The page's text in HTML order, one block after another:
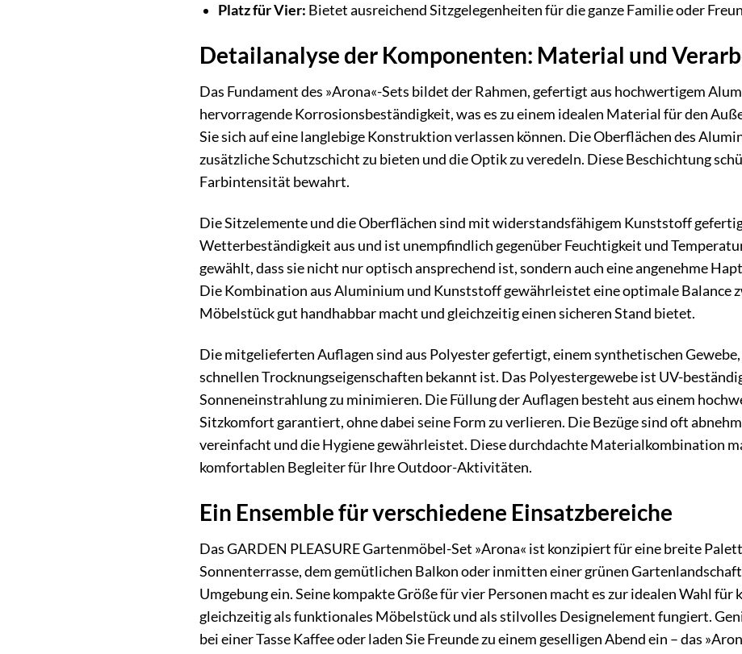
Platz für Vier: Bietet ausreichend Sitzgelegenheiten für die ganze Familie oder
Detailanalyse der Komponenten: Material und
Das Fundament des »Arona«-Sets bildet der Rahmen, gefertigt aus hochwertigem
hervorragende Korrosionsbeständigkeit, was es zu einem idealen Material für den
Sie sich auf eine langlebige Konstruktion verlassen können. Die Oberflächen des
zusätzliche Schutzschicht zu bieten und die Optik zu veredeln. Diese Beschichtung
Farbintensität bewahrt.
Die Sitzelemente und die Oberflächen sind mit widerstandsfähigem Kunststoff
Wetterbeständigkeit aus und ist unempfindlich gegenüber Feuchtigkeit und
gewählt, dass sie nicht nur optisch ansprechend ist, sondern auch eine angenehme
Die Kombination aus Aluminium und Kunststoff gewährleistet eine optimale Balance
Möbelstück gut handhabbar macht und gleichzeitig einen sicheren Stand bietet.
Die mitgelieferten Auflagen sind aus Polyester gefertigt, einem synthetischen
schnellen Trocknungseigenschaften bekannt ist. Das Polyestergewebe ist UV-
Sonneneinstrahlung zu minimieren. Die Füllung der Auflagen besteht aus einem
Sitzkomfort garantiert, ohne dabei seine Form zu verlieren. Die Bezüge sind oft
vereinfacht und die Hygiene gewährleistet. Diese durchdachte Materialkombination
komfortablen Begleiter für Ihre Outdoor-Aktivitäten.
Ein Ensemble für verschiedene Einsatzbereiche
Das GARDEN PLEASURE Gartenmöbel-Set »Arona« ist konzipiert für eine breite
Sonnenterrasse, dem gemütlichen Balkon oder inmitten einer grünen
Umgebung ein. Seine kompakte Größe für vier Personen macht es zur idealen Wahl
gleichzeitig als funktionales Möbelstück und als stilvolles Designelement fungiert.
bei einer Tasse Kaffee oder laden Sie Freunde zu einem geselligen Abend ein – das